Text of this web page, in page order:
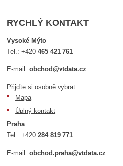
RYCHLÝ KONTAKT
Vysoké Mýto
Tel.:+420465 421 761
E-mail:obchod@vtdata.cz
Přijďte si osobně vybrat:
Mapa
Úplný kontakt
Praha
Tel.:+420284 819 771
E-mail:obchod.praha@vtdata.cz